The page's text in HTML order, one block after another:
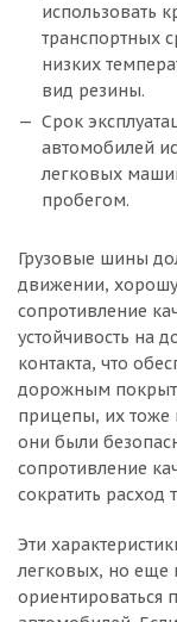
использовать
транспортных
низких
вид резины.
Срок
автомобилей
легковых
пробегом.
Грузовые шины
движении,
сопротивление
устойчивость на
контакта, что
дорожным
прицепы, их тоже
они были
сопротивление
сократить расход
Эти
легковых, но еще
ориентироваться